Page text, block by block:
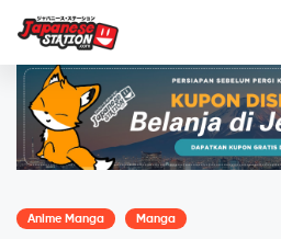
Anime Manga Manga